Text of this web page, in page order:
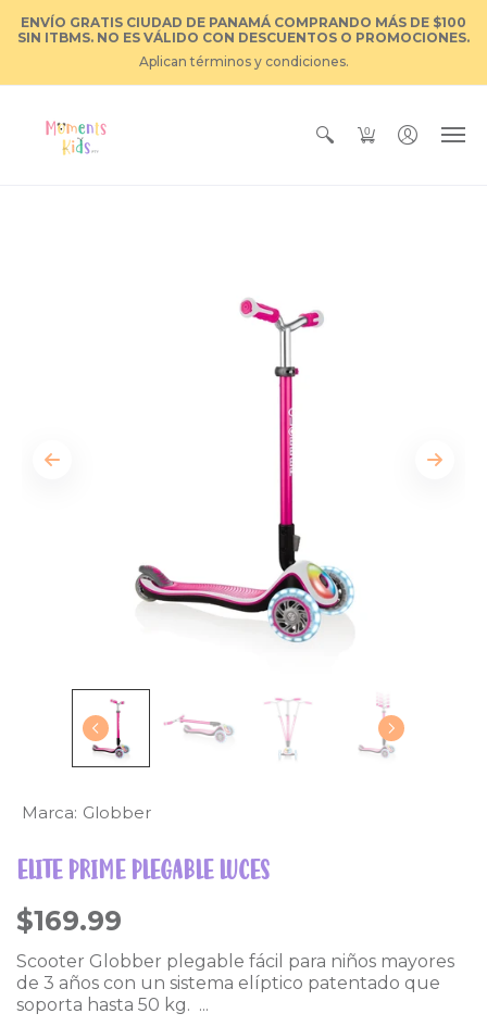
ENVÍO GRATIS CIUDAD DE PANAMÁ COMPRANDO MÁS DE $100
SIN ITBMS. NO ES VÁLIDO CON DESCUENTOS O PROMOCIONES.
Aplican términos y condiciones.
0
Marca: Globber
ELITE PRIME PLEGABLE LUCES
$169.99
Scooter Globber plegable fácil para niños mayores
de 3 años con un sistema elíptico patentado que
soporta hasta 50 kg. ...